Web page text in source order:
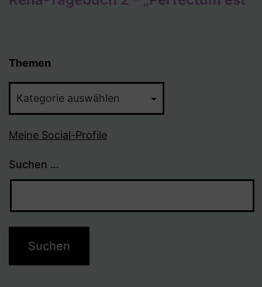
Themen
Meine Social-Profile
Suchen …